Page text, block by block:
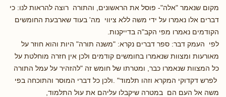
מקום שנאמר "אלה"- פוסל את הראשונים, והתורה רוצה להראות לנו: כי
דברים אלו נאמרו על ידי משה ללא ציווי מה' בעוד שארבעת החומשים
הקודמים נאמרו מפי הקב"ה בדייקנות.
לפי העמק דבר: ספר דברים נקרא: "משנה תורה" היות והוא חוזר על
מאורעות ומצוות שנאמרו בחומשים קודמים ולכן אין חזרה מוחלטת על
כל המצוות שנאמרו כבר, ומטרתו של חומש זה "להזהיר על עמל התורה
לפרש דקדוקי המקרא וזהו תלמוד" .ולכן כל דברי המוסר והתוכחה בפי
משה אל העם הם במטרה שיקבלו עליהם את עול התלמוד,